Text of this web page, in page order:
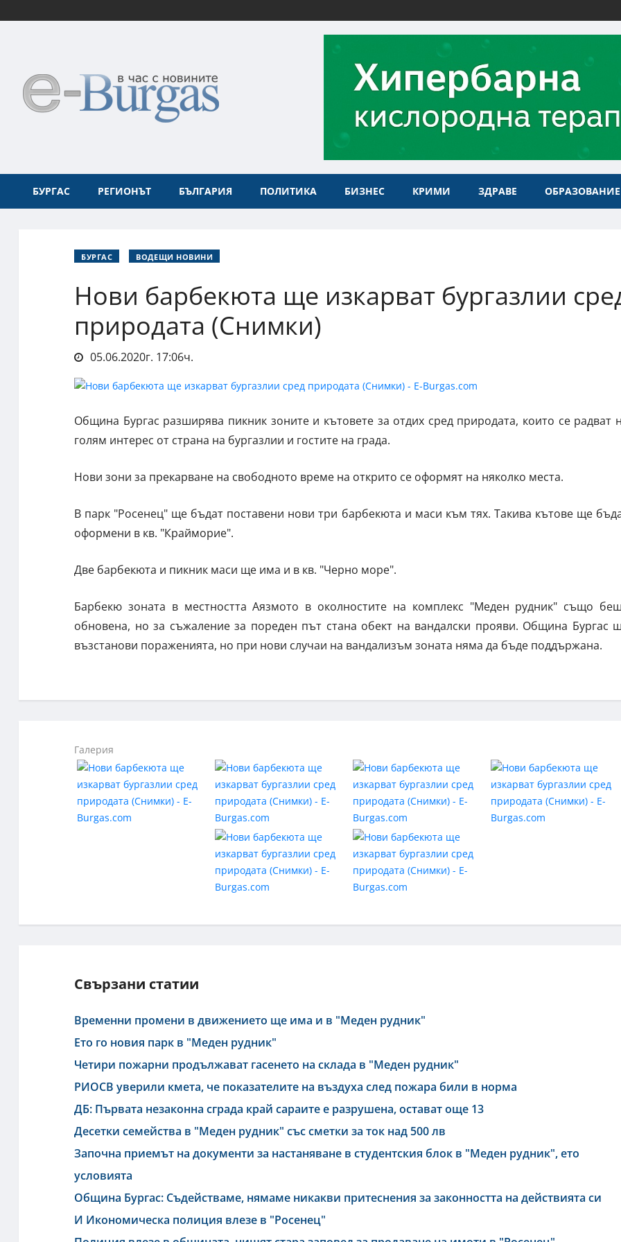
БУРГАС РЕГИОНЪТ БЪЛГАРИЯ ПОЛИТИКА БИЗНЕС КРИМИ ЗДРАВЕ ОБРАЗОВАНИЕ
БУРГАС ВОДЕЩИ НОВИНИ
Нови барбекюта ще изкарват бургазлии
природата (Снимки)
05.06.2020г. 17:06ч.
Община Бургас разширява пикник зоните и кътовете за отдих сред природата, които се радват
голям интерес от страна на бургазлии и гостите на града.
Нови зони за прекарване на свободното време на открито се оформят на няколко места.
В парк "Росенец" ще бъдат поставени нови три барбекюта и маси към тях. Такива кътове ще
оформени в кв. "Крайморие".
Две барбекюта и пикник маси ще има и в кв. "Черно море".
Барбекю зоната в местността Аязмото в околностите на комплекс "Меден рудник" също
обновена, но за съжаление за пореден път стана обект на вандалски прояви. Община Бургас
възстанови пораженията, но при нови случаи на вандализъм зоната няма да бъде поддържана.
Галерия
Свързани статии
Временни промени в движението ще има и в "Меден рудник"
Ето го новия парк в "Меден рудник"
Четири пожарни продължават гасенето на склада в "Меден рудник"
РИОСВ уверили кмета, че показателите на въздуха след пожара били в норма
ДБ: Първата незаконна сграда край сараите е разрушена, остават още 13
Десетки семейства в "Меден рудник" със сметки за ток над 500 лв
Започна приемът на документи за настаняване в студентския блок в "Меден рудник", ето
условията
Община Бургас: Съдействаме, нямаме никакви притеснения за законността на действията си
И Икономическа полиция влезе в "Росенец"